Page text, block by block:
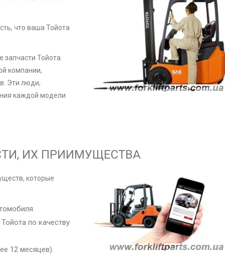
что ваша Тойота
запчасти Тойота.
компании,
Эти люди,
каждой модели
ИХ ПРИИМУЩЕСТВА
которые
по качеству
12 месяцев).